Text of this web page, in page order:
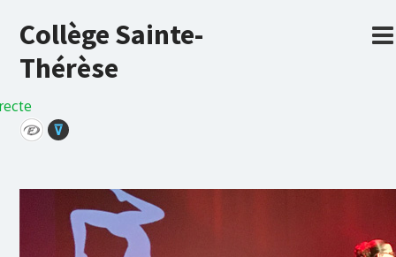
Collège Sainte-
Thérèse
⊽